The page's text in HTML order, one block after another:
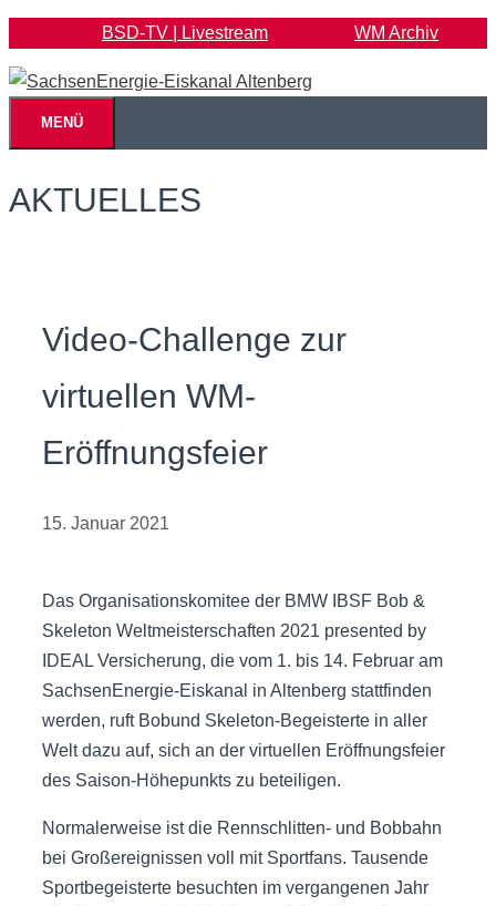
springen
BSD-TV | Livestream WM Archiv
MENÜ
AKTUELLES
Video-Challenge zur
virtuellen WM-
Eröffnungsfeier
15. Januar 2021
Das Organisationskomitee der BMW IBSF Bob &
Skeleton Weltmeisterschaften 2021 presented by
IDEAL Versicherung, die vom 1. bis 14. Februar am
SachsenEnergie-Eiskanal in Altenberg stattfinden
werden, ruft Bobund Skeleton-Begeisterte in aller
Welt dazu auf, sich an der virtuellen Eröffnungsfeier
des Saison-Höhepunkts zu beteiligen.
Normalerweise ist die Rennschlitten- und Bobbahn
bei Großereignissen voll mit Sportfans. Tausende
Sportbegeisterte besuchten im vergangenen Jahr